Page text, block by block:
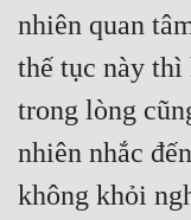
nhiên quan
thế tục này thì
trong lòng
nhiên nhắc
không khỏi